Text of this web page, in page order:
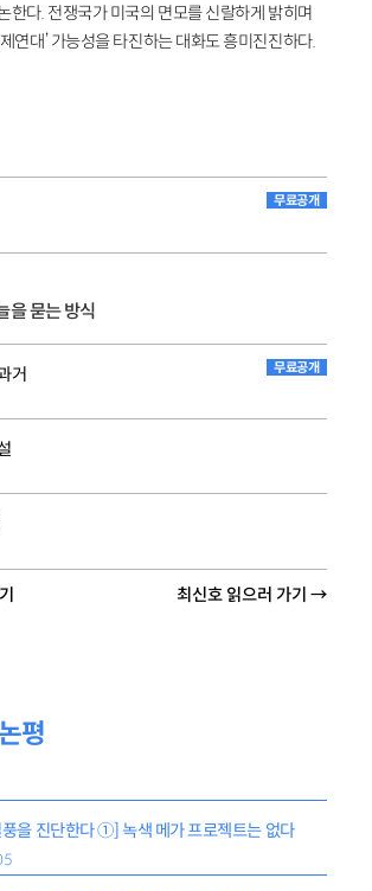
한다. 전쟁국가 미국의 면모를 신랄하게 밝히며
연대’ 가능성을 타진하는 대화도 흥미진진하다.
무료공개
을 묻는 방식
거 무료공개
최신호 읽으러 가기 →
평
을 진단한다 ①] 녹색 메가 프로젝트는 없다